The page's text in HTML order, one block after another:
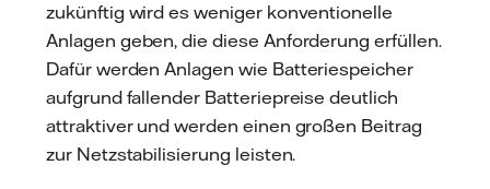
zukünftig wird es weniger konventionelle
Anlagen geben, die diese Anforderung erfüllen.
Dafür werden Anlagen wie Batteriespeicher
aufgrund fallender Batteriepreise deutlich
attraktiver und werden einen großen Beitrag
zur Netzstabilisierung leisten.